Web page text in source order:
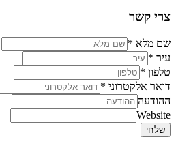
צרי קשר
שם מלא *
עיר *
טלפון *
דואר אלקטרוני *
ההודעה
Website
שלחי